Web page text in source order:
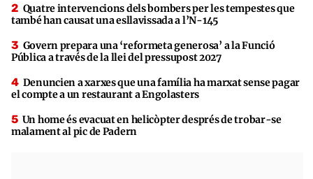
Quatre intervencions dels bombers per les tempestes que
també han causat una esllavissada a l’N-145
Govern prepara una ‘reformeta generosa’ a la Funció
Pública a través de la llei del pressupost 2027
Denuncien a xarxes que una família ha marxat sense pagar
el compte a un restaurant a Engolasters
Un home és evacuat en helicòpter després de trobar-se
malament al pic de Padern